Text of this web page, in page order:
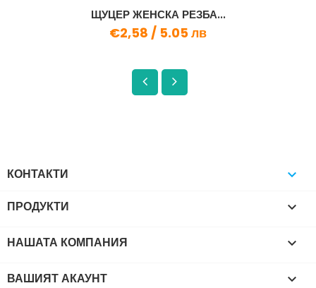
ЩУЦЕР ЖЕНСКА РЕЗБА...
€2,58 / 5.05 лв
КОНТАКТИ 
ПРОДУКТИ 
НАШАТА КОМПАНИЯ 
ВАШИЯТ АКАУНТ 